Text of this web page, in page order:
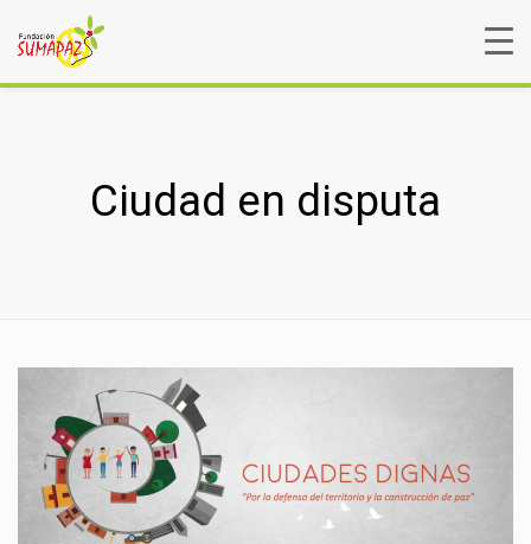
Ciudad en disputa